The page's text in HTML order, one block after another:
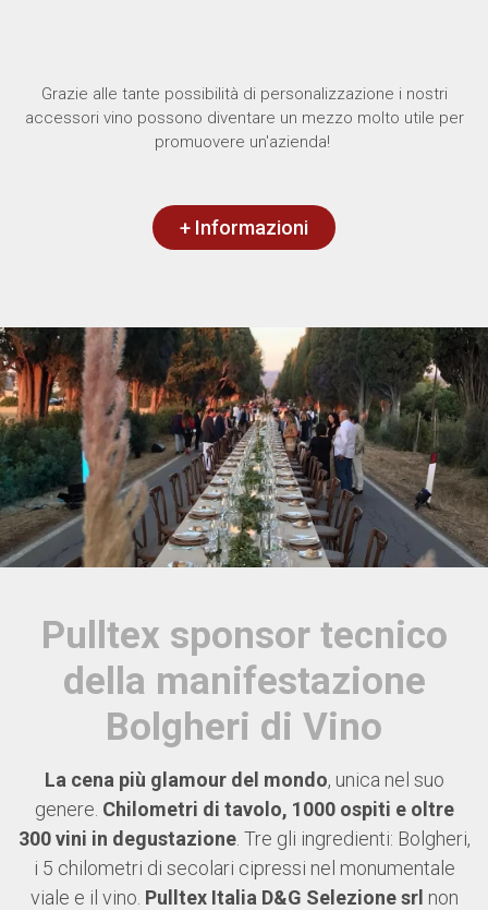
Grazie alle tante possibilità di personalizzazione i nostri
accessori vino possono diventare un mezzo molto utile per
promuovere un'azienda!
+ Informazioni
Pulltex sponsor tecnico
della manifestazione
Bolgheri di Vino
La cena più glamour del mondo, unica nel suo
genere. Chilometri di tavolo, 1000 ospiti e oltre
300 vini in degustazione. Tre gli ingredienti: Bolgheri,
i 5 chilometri di secolari cipressi nel monumentale
viale e il vino. Pulltex Italia D&G Selezione srl non